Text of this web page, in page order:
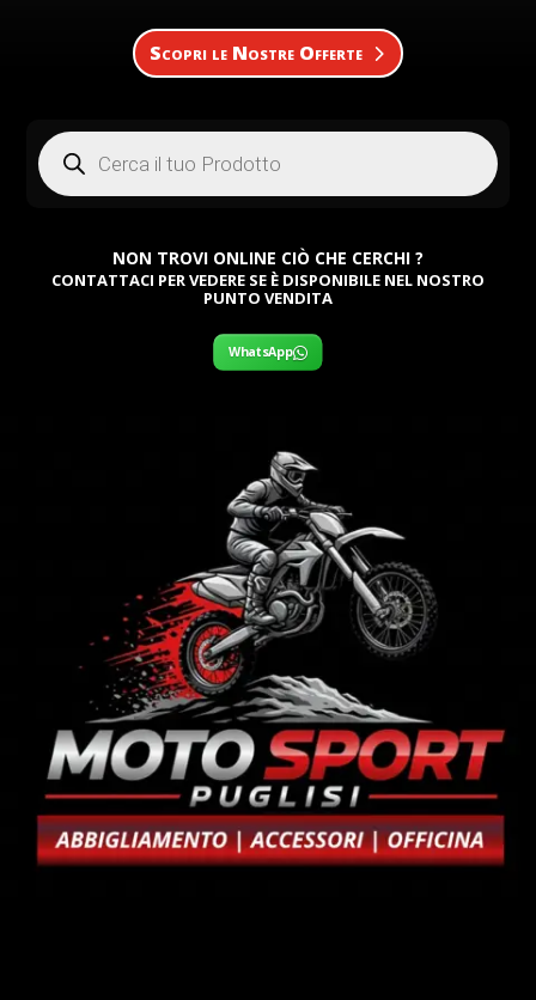
Scopri le Nostre Offerte
Products
search
NON TROVI ONLINE CIÒ CHE CERCHI ?
CONTATTACI PER VEDERE SE È DISPONIBILE NEL NOSTRO
PUNTO VENDITA
WhatsApp